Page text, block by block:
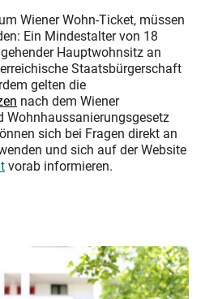
Wiener Wohn-Ticket, müssen
Ein Mindestalter von 18
Hauptwohnsitz an
Staatsbürgerschaft
gelten die
nach dem Wiener
Wohnhaussanierungsgesetz
sich bei Fragen direkt an
und sich auf der Website
vorab informieren.